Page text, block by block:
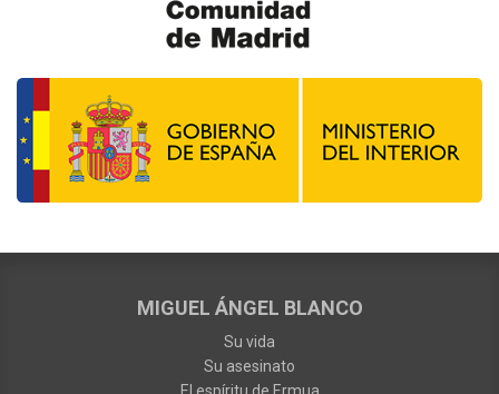
MIGUEL ÁNGEL BLANCO
Su vida
Su asesinato
El espíritu de Ermua